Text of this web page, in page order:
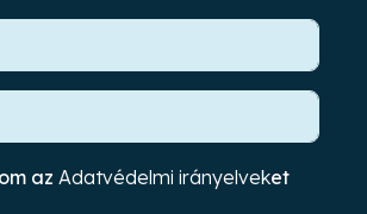
azAdatvédelmi irányelveket